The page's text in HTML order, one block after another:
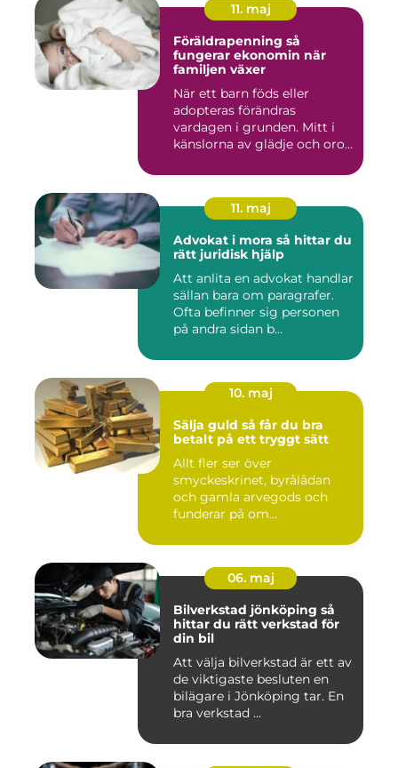
11. maj
Föräldrapenning så
fungerar ekonomin när
familjen växer
När ett barn föds eller
adopteras förändras
vardagen i grunden. Mitt i
känslorna av glädje och oro
11. maj
Advokat i mora så hittar du
rätt juridisk hjälp
Att anlita en advokat handlar
sällan bara om paragrafer.
Ofta befinner sig personen
på andra sidan b...
10. maj
Sälja guld så får du bra
betalt på ett tryggt sätt
Allt fler ser över
smyckeskrinet, byrålådan
och gamla arvegods och
funderar på om
06. maj
Bilverkstad jönköping så
hittar du rätt verkstad för
din bil
Att välja bilverkstad är ett av
de viktigaste besluten en
bilägare i Jönköping tar. En
bra verkstad ...